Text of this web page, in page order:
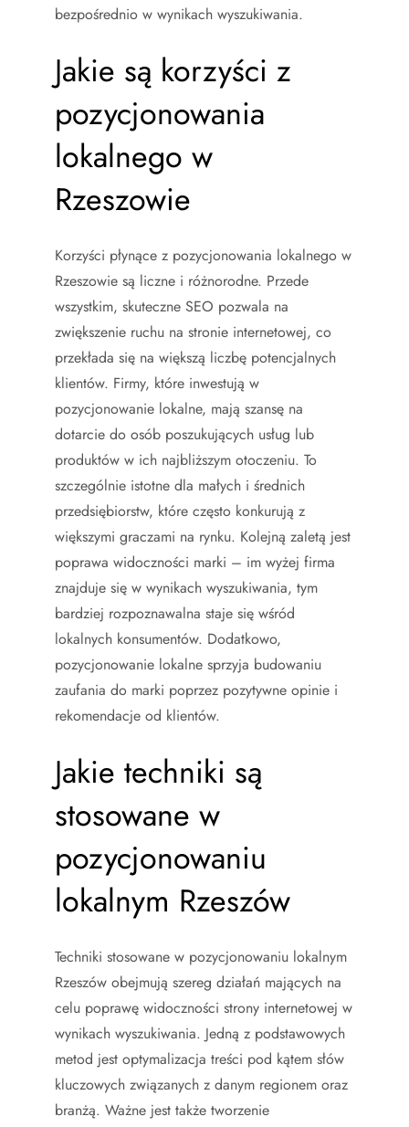
bezpośrednio w wynikach wyszukiwania.
Jakie są korzyści z
pozycjonowania
lokalnego w
Rzeszowie
Korzyści płynące z pozycjonowania lokalnego w
Rzeszowie są liczne i różnorodne. Przede
wszystkim, skuteczne SEO pozwala na
zwiększenie ruchu na stronie internetowej, co
przekłada się na większą liczbę potencjalnych
klientów. Firmy, które inwestują w
pozycjonowanie lokalne, mają szansę na
dotarcie do osób poszukujących usług lub
produktów w ich najbliższym otoczeniu. To
szczególnie istotne dla małych i średnich
przedsiębiorstw, które często konkurują z
większymi graczami na rynku. Kolejną zaletą jest
poprawa widoczności marki – im wyżej firma
znajduje się w wynikach wyszukiwania, tym
bardziej rozpoznawalna staje się wśród
lokalnych konsumentów. Dodatkowo,
pozycjonowanie lokalne sprzyja budowaniu
zaufania do marki poprzez pozytywne opinie i
rekomendacje od klientów.
Jakie techniki są
stosowane w
pozycjonowaniu
lokalnym Rzeszów
Techniki stosowane w pozycjonowaniu lokalnym
Rzeszów obejmują szereg działań mających na
celu poprawę widoczności strony internetowej w
wynikach wyszukiwania. Jedną z podstawowych
metod jest optymalizacja treści pod kątem słów
kluczowych związanych z danym regionem oraz
branżą. Ważne jest także tworzenie